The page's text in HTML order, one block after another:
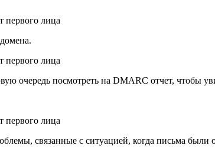
очередь посмотреть на DMARC отчет, чтобы
связанные с ситуацией, когда письма были